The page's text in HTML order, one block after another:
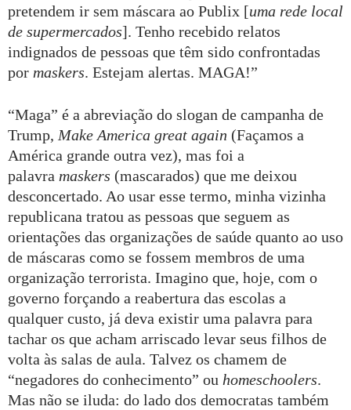
pretendem ir sem máscara ao Publix [uma rede local
de supermercados]. Tenho recebido relatos
indignados de pessoas que têm sido confrontadas
por maskers. Estejam alertas. MAGA!”
“Maga” é a abreviação do slogan de campanha de
Trump, Make America great again (Façamos a
América grande outra vez), mas foi a
palavra maskers (mascarados) que me deixou
desconcertado. Ao usar esse termo, minha vizinha
republicana tratou as pessoas que seguem as
orientações das organizações de saúde quanto ao uso
de máscaras como se fossem membros de uma
organização terrorista. Imagino que, hoje, com o
governo forçando a reabertura das escolas a
qualquer custo, já deva existir uma palavra para
tachar os que acham arriscado levar seus filhos de
volta às salas de aula. Talvez os chamem de
“negadores do conhecimento” ou homeschoolers.
Mas não se iluda: do lado dos democratas também